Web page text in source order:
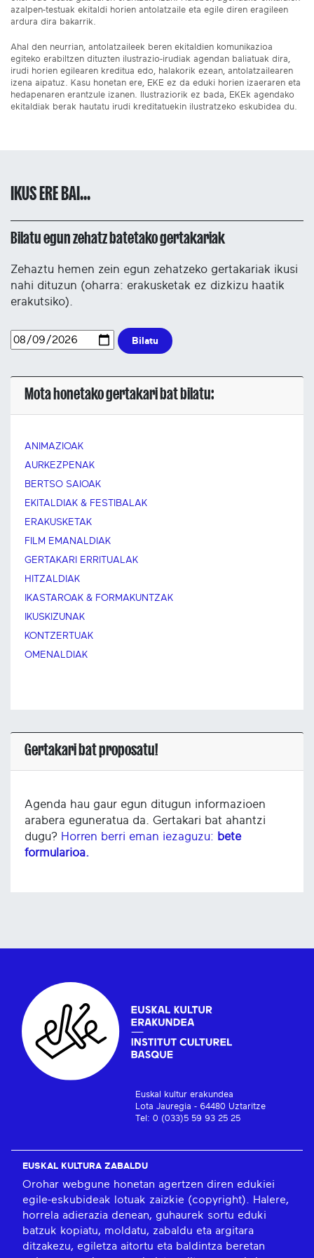
azalpen-testuak ekitaldi horien antolatzaile eta egile diren eragileen
ardura dira bakarrik.
Ahal den neurrian, antolatzaileek beren ekitaldien komunikazioa
egiteko erabiltzen dituzten ilustrazio-irudiak agendan baliatuak dira,
irudi horien egilearen kreditua edo, halakorik ezean, antolatzailearen
izena aipatuz. Kasu honetan ere, EKE ez da eduki horien izaeraren eta
hedapenaren erantzule izanen. Ilustraziorik ez bada, EKEk agendako
ekitaldiak berak hautatu irudi kreditatuekin ilustratzeko eskubidea du.
IKUS ERE BAI...
Bilatu egun zehatz batetako gertakariak
Zehaztu hemen zein egun zehatzeko gertakariak ikusi
nahi dituzun (oharra: erakusketak ez dizkizu haatik
erakutsiko).
Bilatu
Mota honetako gertakari bat bilatu:
ANIMAZIOAK
AURKEZPENAK
BERTSO SAIOAK
EKITALDIAK & FESTIBALAK
ERAKUSKETAK
FILM EMANALDIAK
GERTAKARI ERRITUALAK
HITZALDIAK
IKASTAROAK & FORMAKUNTZAK
IKUSKIZUNAK
KONTZERTUAK
OMENALDIAK
Gertakari bat proposatu!
Agenda hau gaur egun ditugun informazioen
arabera eguneratua da. Gertakari bat ahantzi
dugu? Horren berri eman iezaguzu: bete
formularioa.
Euskal kultur erakundea
Lota Jauregia - 64480 Uztaritze
Tel: 0 (033)5 59 93 25 25
EUSKAL KULTURA ZABALDU
Orohar webgune honetan agertzen diren edukiei
egile-eskubideak lotuak zaizkie (copyright). Halere,
horrela adierazia denean, guhaurek sortu eduki
batzuk kopiatu, moldatu, zabaldu eta argitara
ditzakezu, egiletza aitortu eta baldintza beretan